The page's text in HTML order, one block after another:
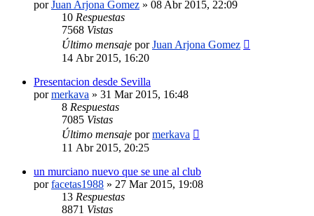
porJuan Arjona Gomez » 08 Abr 2015, 22:09
10 Respuestas
7568 Vistas
Último mensaje porJuan Arjona Gomez
14 Abr 2015, 16:20
Presentacion desde Sevilla
pormerkava » 31 Mar 2015, 16:48
8 Respuestas
7085 Vistas
Último mensaje pormerkava
11 Abr 2015, 20:25
un murciano nuevo que se une al club
porfacetas1988 » 27 Mar 2015, 19:08
13 Respuestas
8871 Vistas